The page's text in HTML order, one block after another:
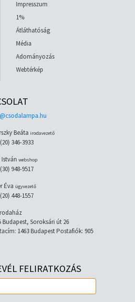
Impresszum
1%
Átláthatóság
Média
Adományozás
Webtérkép
Beáta irodavezető
346-3933
webshop
948-9517
Éva ügyvezető
448-1557
Budapest, Soroksári út 26
1463 Budapest Postafiók: 905
FELIRATKOZÁS